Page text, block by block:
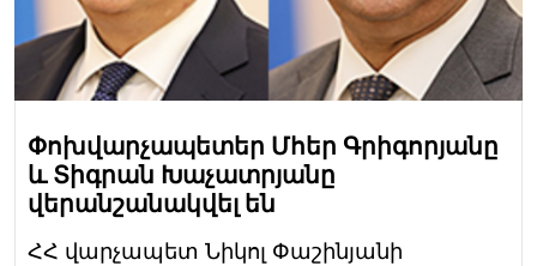
Փոխվարչապետեր Մհեր Գրիգորյանը
և Տիգրան Խաչատրյանը
վերանշանակվել են
ՀՀ վարչապետ Նիկոլ Փաշինյանի